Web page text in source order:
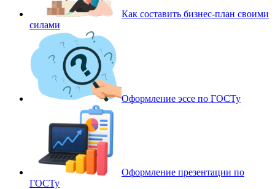
Как составить бизнес-план своими
силами
Оформление эссе по ГОСТу
Оформление презентации по
ГОСТу